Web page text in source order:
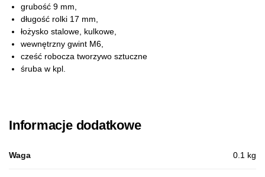
grubość 9 mm,
długość rolki 17 mm,
łożysko stalowe, kulkowe,
wewnętrzny gwint M6,
cześć robocza tworzywo sztuczne
śruba w kpl.
Informacje dodatkowe
Waga 0.1 kg